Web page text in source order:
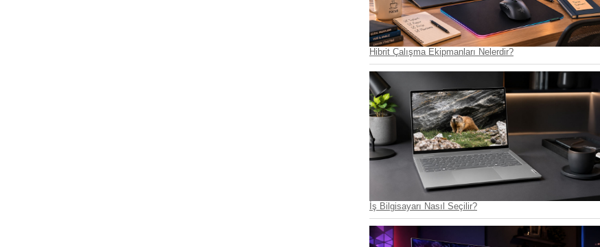
Hibrit Çalışma Ekipmanları Nelerdir?
İş Bilgisayarı Nasıl Seçilir?